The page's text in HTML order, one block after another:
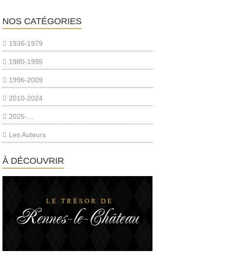
NOS CATÉGORIES
1936-1979
1980-1995
1996-2009
2010-2024
2025-…
Les Auteurs
À DÉCOUVRIR